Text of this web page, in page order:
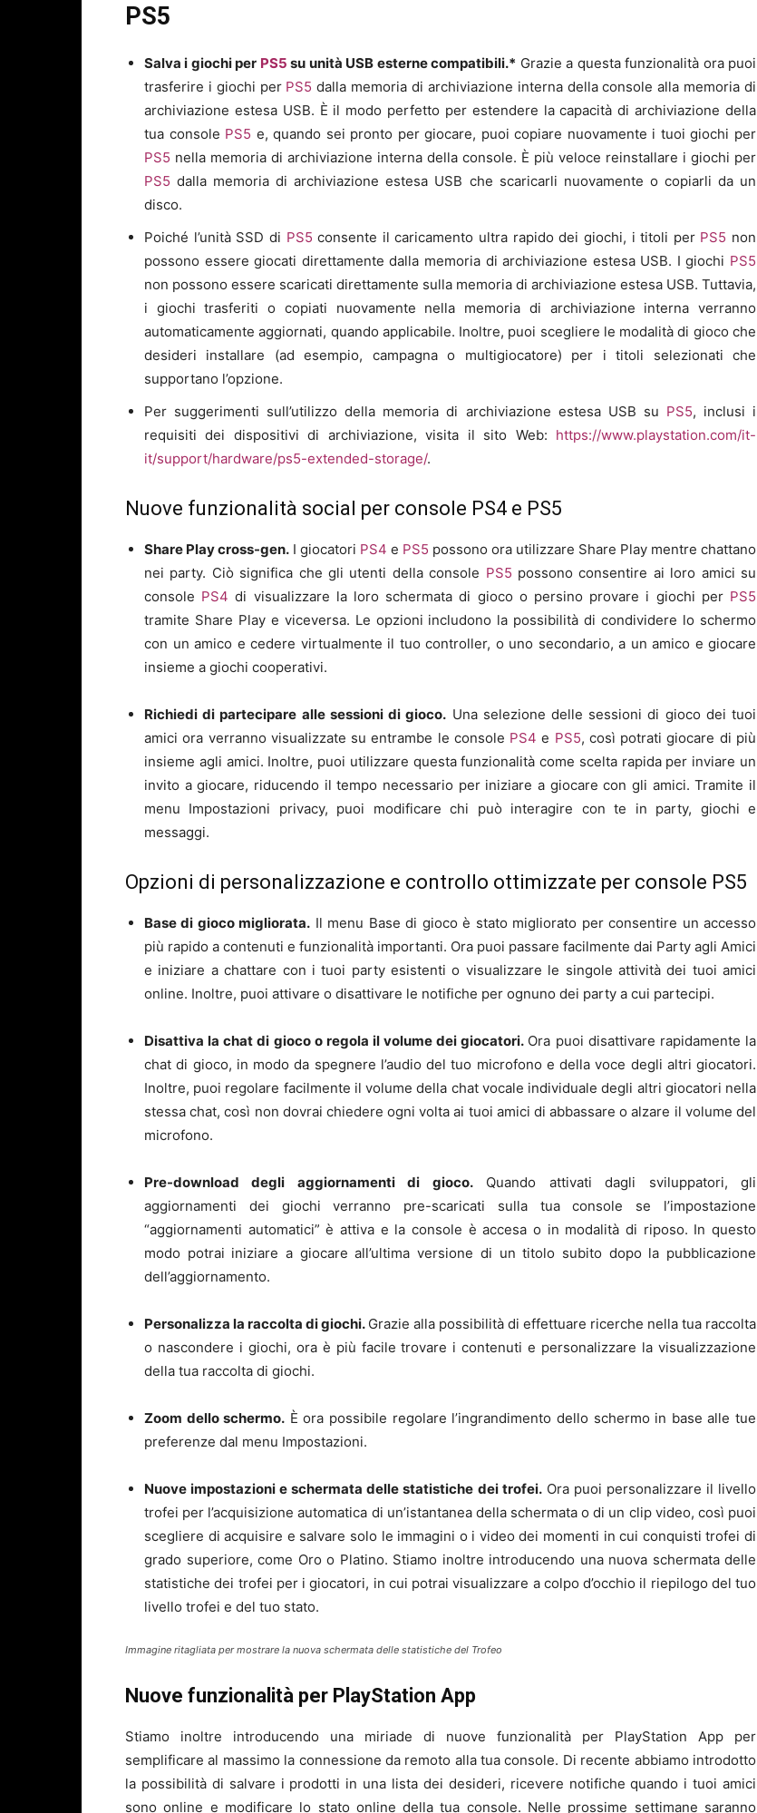
PS5
Salva i giochi per PS5 su unità USB esterne compatibili.* Grazie a questa funzionalità ora puoi
trasferire i giochi per PS5 dalla memoria di archiviazione interna della console alla memoria di
archiviazione estesa USB. È il modo perfetto per estendere la capacità di archiviazione della
tua console PS5 e, quando sei pronto per giocare, puoi copiare nuovamente i tuoi giochi per
PS5 nella memoria di archiviazione interna della console. È più veloce reinstallare i giochi per
PS5 dalla memoria di archiviazione estesa USB che scaricarli nuovamente o copiarli da un
disco.
Poiché l’unità SSD di PS5 consente il caricamento ultra rapido dei giochi, i titoli per PS5 non
possono essere giocati direttamente dalla memoria di archiviazione estesa USB. I giochi PS5
non possono essere scaricati direttamente sulla memoria di archiviazione estesa USB. Tuttavia,
i giochi trasferiti o copiati nuovamente nella memoria di archiviazione interna verranno
automaticamente aggiornati, quando applicabile. Inoltre, puoi scegliere le modalità di gioco che
desideri installare (ad esempio, campagna o multigiocatore) per i titoli selezionati che
supportano l’opzione.
Per suggerimenti sull’utilizzo della memoria di archiviazione estesa USB su PS5, inclusi i
requisiti dei dispositivi di archiviazione, visita il sito Web: https://www.playstation.com/it-
it/support/hardware/ps5-extended-storage/.
Nuove funzionalità social per console PS4 e PS5
Share Play cross-gen. I giocatori PS4 e PS5 possono ora utilizzare Share Play mentre chattano
nei party. Ciò significa che gli utenti della console PS5 possono consentire ai loro amici su
console PS4 di visualizzare la loro schermata di gioco o persino provare i giochi per PS5
tramite Share Play e viceversa. Le opzioni includono la possibilità di condividere lo schermo
con un amico e cedere virtualmente il tuo controller, o uno secondario, a un amico e giocare
insieme a giochi cooperativi.
Richiedi di partecipare alle sessioni di gioco. Una selezione delle sessioni di gioco dei tuoi
amici ora verranno visualizzate su entrambe le console PS4 e PS5, così potrati giocare di più
insieme agli amici. Inoltre, puoi utilizzare questa funzionalità come scelta rapida per inviare un
invito a giocare, riducendo il tempo necessario per iniziare a giocare con gli amici. Tramite il
menu Impostazioni privacy, puoi modificare chi può interagire con te in party, giochi e
messaggi.
Opzioni di personalizzazione e controllo ottimizzate per console PS5
Base di gioco migliorata. Il menu Base di gioco è stato migliorato per consentire un accesso
più rapido a contenuti e funzionalità importanti. Ora puoi passare facilmente dai Party agli Amici
e iniziare a chattare con i tuoi party esistenti o visualizzare le singole attività dei tuoi amici
online. Inoltre, puoi attivare o disattivare le notifiche per ognuno dei party a cui partecipi.
Disattiva la chat di gioco o regola il volume dei giocatori. Ora puoi disattivare rapidamente la
chat di gioco, in modo da spegnere l’audio del tuo microfono e della voce degli altri giocatori.
Inoltre, puoi regolare facilmente il volume della chat vocale individuale degli altri giocatori nella
stessa chat, così non dovrai chiedere ogni volta ai tuoi amici di abbassare o alzare il volume del
microfono.
Pre-download degli aggiornamenti di gioco.Quando attivati dagli sviluppatori, gli
aggiornamenti dei giochi verranno pre-scaricati sulla tua console se l’impostazione
“aggiornamenti automatici” è attiva e la console è accesa o in modalità di riposo. In questo
modo potrai iniziare a giocare all’ultima versione di un titolo subito dopo la pubblicazione
dell’aggiornamento.
Personalizza la raccolta di giochi. Grazie alla possibilità di effettuare ricerche nella tua raccolta
o nascondere i giochi, ora è più facile trovare i contenuti e personalizzare la visualizzazione
della tua raccolta di giochi.
Zoom dello schermo. È ora possibile regolare l’ingrandimento dello schermo in base alle tue
preferenze dal menu Impostazioni.
Nuove impostazioni e schermata delle statistiche dei trofei.Ora puoi personalizzare il livello
trofei per l’acquisizione automatica di un’istantanea della schermata o di un clip video, così puoi
scegliere di acquisire e salvare solo le immagini o i video dei momenti in cui conquisti trofei di
grado superiore, come Oro o Platino. Stiamo inoltre introducendo una nuova schermata delle
statistiche dei trofei per i giocatori, in cui potrai visualizzare a colpo d’occhio il riepilogo del tuo
livello trofei e del tuo stato.
Immagine ritagliata per mostrare la nuova schermata delle statistiche del Trofeo
Nuove funzionalità per PlayStation App
Stiamo inoltre introducendo una miriade di nuove funzionalità per PlayStation App per
semplificare al massimo la connessione da remoto alla tua console. Di recente abbiamo introdotto
la possibilità di salvare i prodotti in una lista dei desideri, ricevere notifiche quando i tuoi amici
sono online e modificare lo stato online della tua console. Nelle prossime settimane saranno